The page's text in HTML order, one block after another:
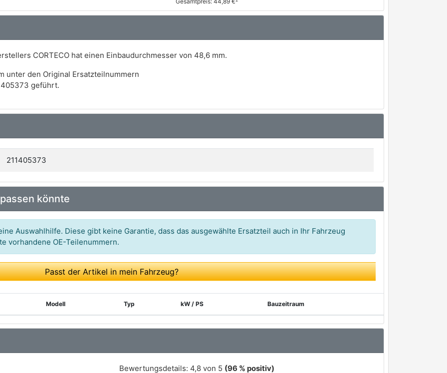
CORTECO hat einen Einbaudurchmesser von 48,6 mm.
unter den Original Ersatzteilnummern
geführt.
211405373
könnte
Auswahlhilfe. Diese gibt keine Garantie, dass das ausgewählte Ersatzteil auch in Ihr Fahrzeug
vorhandene OE-Teilenummern.
Passt der Artikel in mein Fahrzeug?
Modell Typ kW / PS Bauzeitraum
Bewertungsdetails: 4,8 von 5 (96 % positiv)